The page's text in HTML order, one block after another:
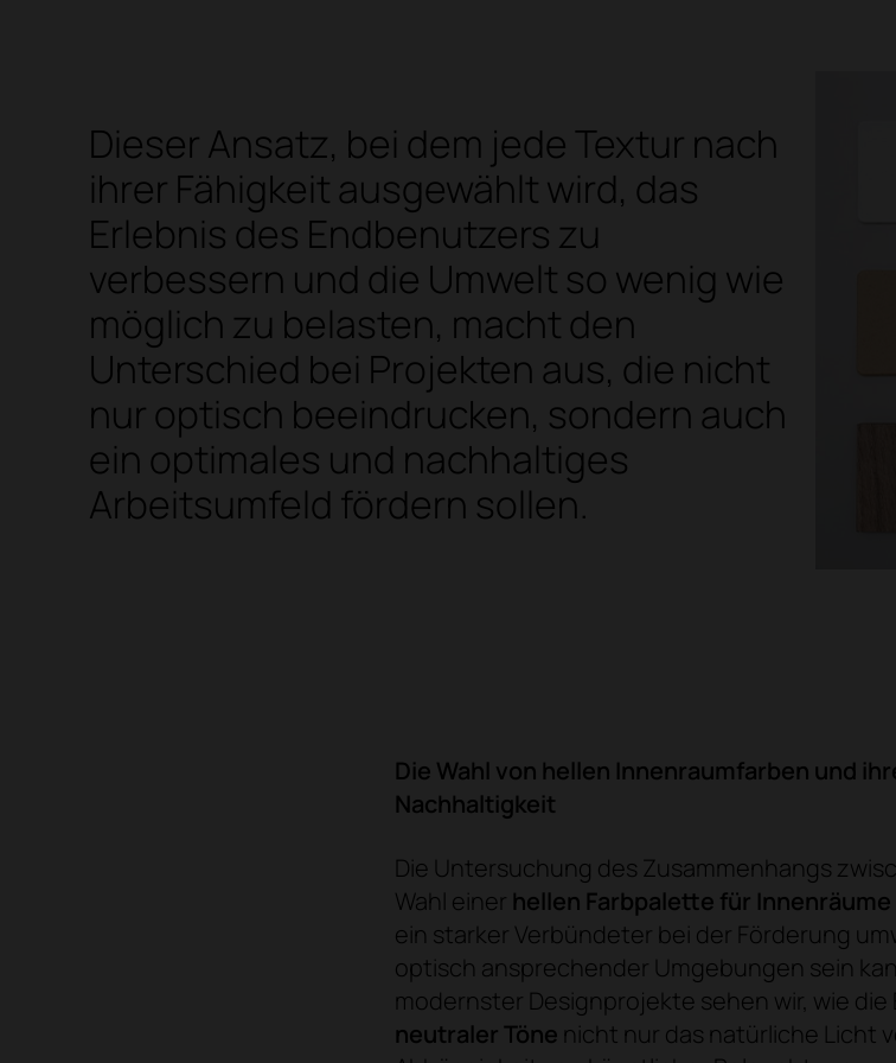
Dieser Ansatz, bei dem jede Textur nach
ihrer Fähigkeit ausgewählt wird, das
Erlebnis des Endbenutzers zu
verbessern und die Umwelt so wenig wie
möglich zu belasten, macht den
Unterschied bei Projekten aus, die nicht
nur optisch beeindrucken, sondern auch
ein optimales und nachhaltiges
Arbeitsumfeld fördern sollen.
Die Wahl von hellen Innenraumfarben und
Nachhaltigkeit
Die Untersuchung des Zusammenhangs
Wahl einer hellen Farbpalette für Innenräume
ein starker Verbündeter bei der Förderung
optisch ansprechender Umgebungen sein
modernster Designprojekte sehen wir, wie die
neutraler Töne nicht nur das natürliche Licht